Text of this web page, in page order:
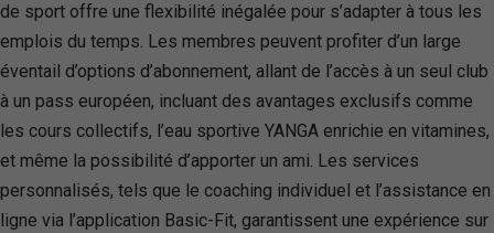
de sport offre une flexibilité inégalée pour s’adapter à tous les
emplois du temps. Les membres peuvent profiter d’un large
éventail d’options d’abonnement, allant de l’accès à un seul club
à un pass européen, incluant des avantages exclusifs comme
les cours collectifs, l’eau sportive YANGA enrichie en vitamines,
et même la possibilité d’apporter un ami. Les services
personnalisés, tels que le coaching individuel et l’assistance en
ligne via l’application Basic-Fit, garantissent une expérience sur